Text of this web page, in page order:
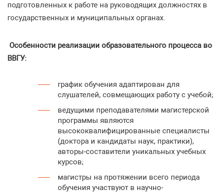
подготовленных к работе на руководящих должностях в
государственных и муниципальных органах.
Особенности реализации образовательного процесса во
ВВГУ:
график обучения адаптирован для
слушателей, совмещающих работу с учебой;
ведущими преподавателями магистерской
программы являются
высококвалифицированные специалисты
(доктора и кандидаты наук, практики),
авторы-составители уникальных учебных
курсов;
магистры на протяжении всего периода
обучения участвуют в научно-